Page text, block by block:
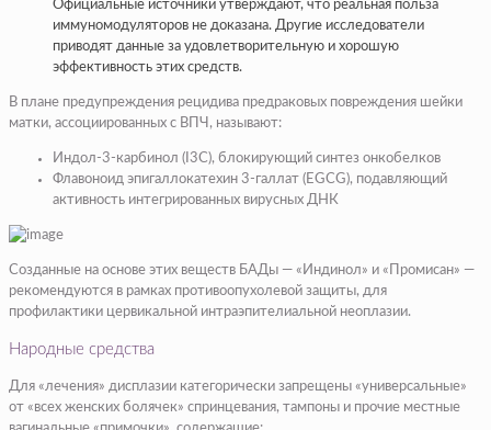
Официальные источники утверждают, что реальная польза
иммуномодуляторов не доказана. Другие исследователи
приводят данные за удовлетворительную и хорошую
эффективность этих средств.
В плане предупреждения рецидива предраковых повреждения шейки
матки, ассоциированных с ВПЧ, называют:
Индол-3-карбинол (I3C), блокирующий синтез онкобелков
Флавоноид эпигаллокатехин 3-галлат (EGCG), подавляющий
активность интегрированных вирусных ДНК
Созданные на основе этих веществ БАДы — «Индинол» и «Промисан» —
рекомендуются в рамках противоопухолевой защиты, для
профилактики цервикальной интраэпителиальной неоплазии.
Народные средства
Для «лечения» дисплазии категорически запрещены «универсальные»
от «всех женских болячек» спринцевания, тампоны и прочие местные